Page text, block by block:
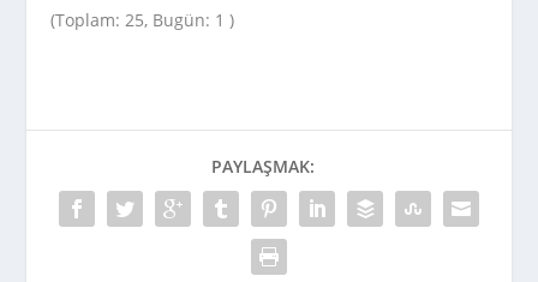
(Toplam: 25, Bugün: 1 )
PAYLAŞMAK: